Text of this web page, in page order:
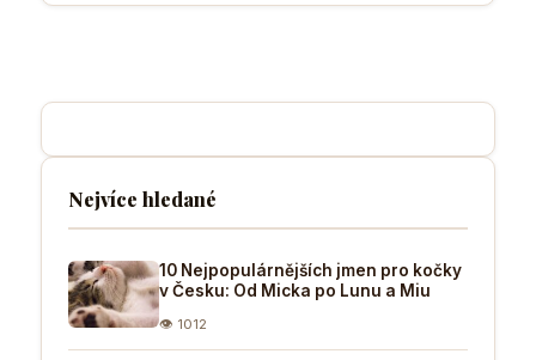
Nejvíce hledané
10 Nejpopulárnějších jmen pro kočky
v Česku: Od Micka po Lunu a Miu
👁 1012